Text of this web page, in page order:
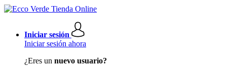
Iniciar sesión
Iniciar sesión ahora
¿Eres un nuevo usuario?